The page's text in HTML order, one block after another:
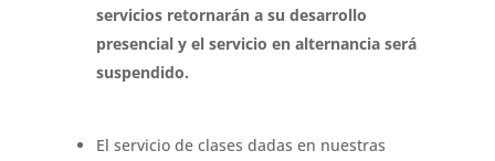
servicios retornarán a su desarrollo
presencial y el servicio en alternancia será
suspendido.
El servicio de clases dadas en nuestras